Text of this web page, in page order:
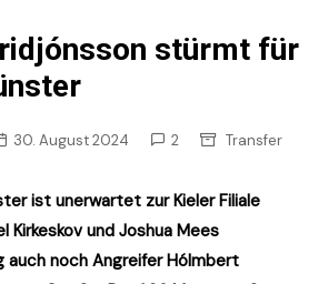
stürmt für
30. August 2024 2 Transfer
ist unerwartet zur Kieler Filiale
Kirkeskov und Joshua Mees
noch Angreifer Hólmbert